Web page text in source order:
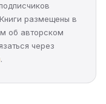
размещены в
об авторском
через
.